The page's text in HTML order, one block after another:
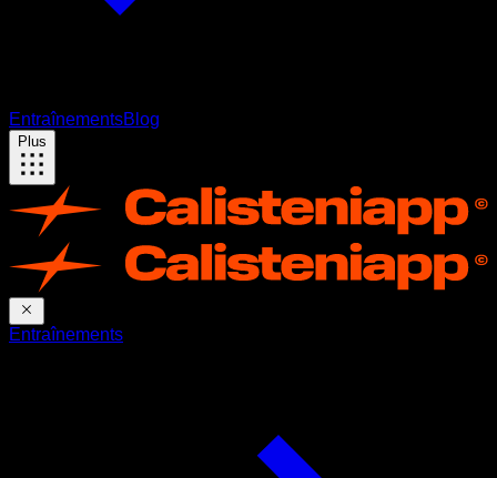
EntraînementsBlog
Plus
Entraînements